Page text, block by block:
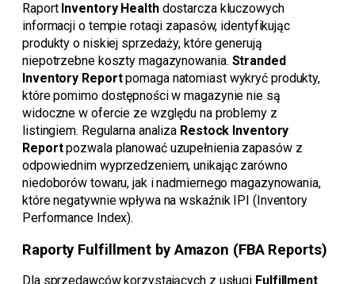
Raport Inventory Healthdostarcza kluczowych
informacji o tempie rotacji zapasów, identyfikując
produkty o niskiej sprzedaży, które generują
niepotrzebne koszty magazynowania. Stranded
Inventory Reportpomaga natomiast wykryć produkty,
które pomimo dostępności w magazynie nie są
widoczne w ofercie ze względu na problemy z
listingiem. Regularna analiza Restock Inventory
Reportpozwala planować uzupełnienia zapasów z
odpowiednim wyprzedzeniem, unikając zarówno
niedoborów towaru, jak i nadmiernego magazynowania,
które negatywnie wpływa na wskaźnik IPI (Inventory
Performance Index).
Raporty Fulfillment by Amazon (FBA Reports)
Dla sprzedawców korzystających z usługi Fulfillment